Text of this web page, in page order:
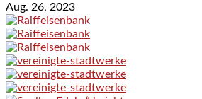
Aug. 26, 2023